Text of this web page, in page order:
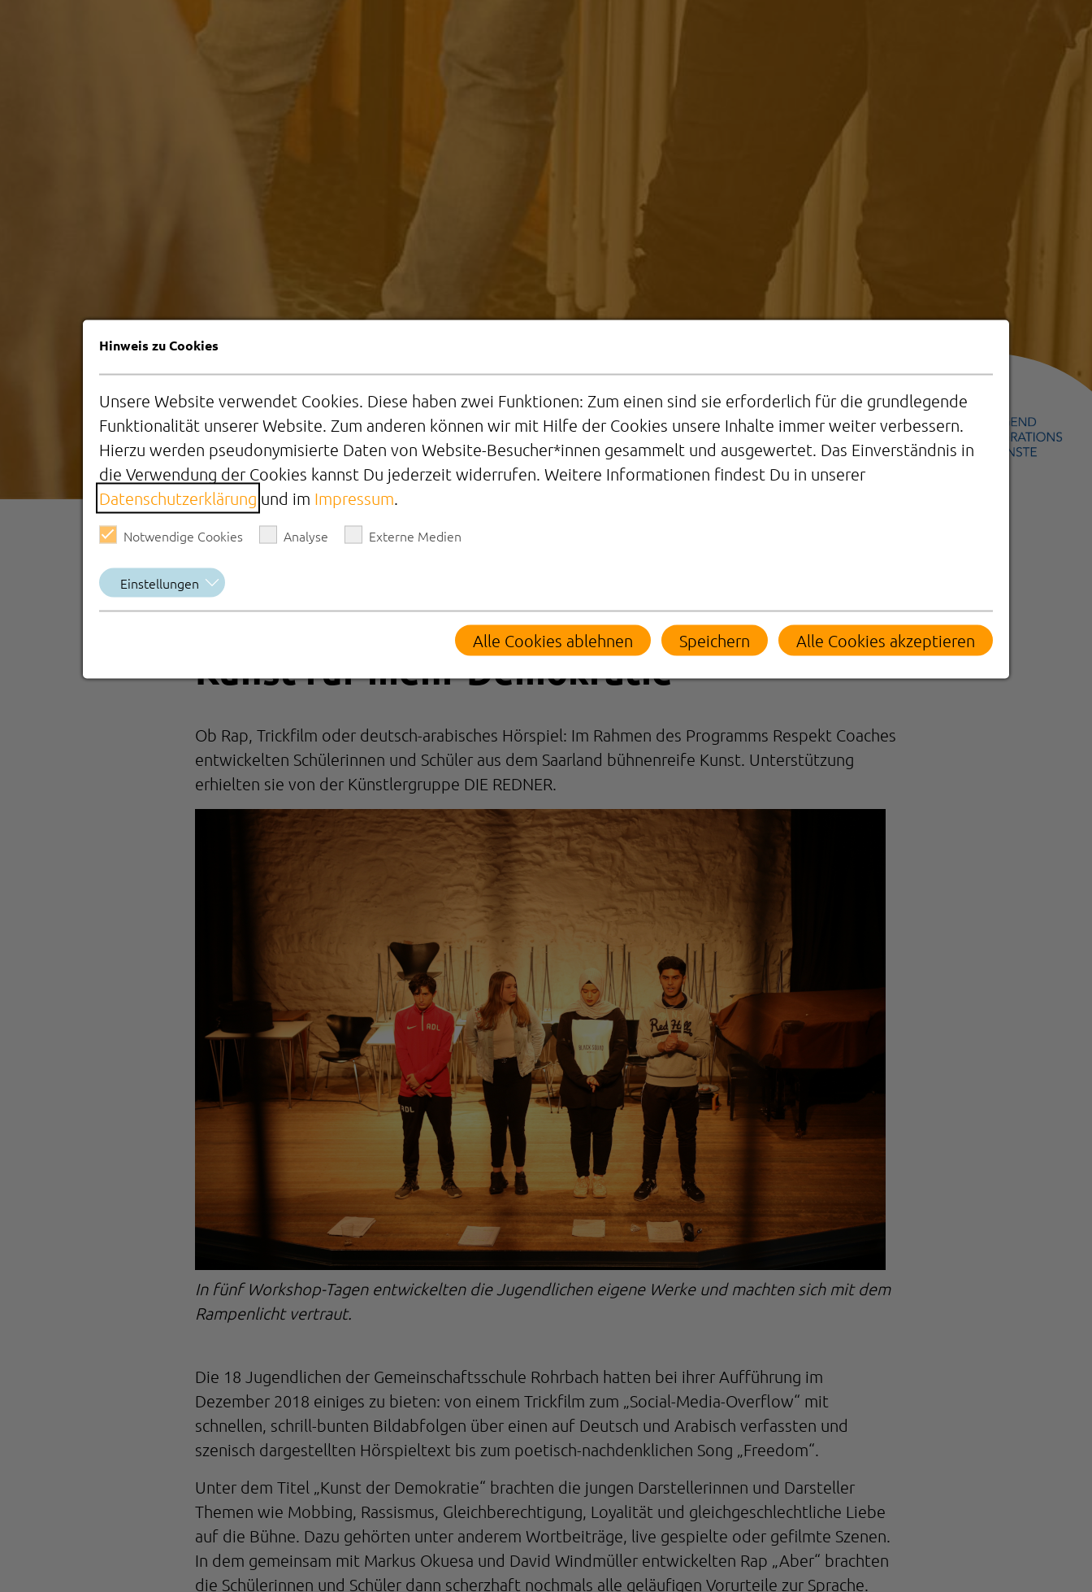
PRAXISBEISPIELE
Kreative Workshops im Saarland
Kunst für mehr Demokratie
Ob Rap, Trickfilm oder deutsch-arabisches Hörspiel: Im Rahmen des Programms Respekt Coaches
entwickelten Schülerinnen und Schüler aus dem Saarland bühnenreife Kunst. Unterstützung
erhielten sie von der Künstlergruppe DIE REDNER.
In fünf Workshop-Tagen entwickelten die Jugendlichen eigene Werke und machten sich mit dem
Rampenlicht vertraut.
Die 18 Jugendlichen der Gemeinschaftsschule Rohrbach hatten bei ihrer Aufführung im
Dezember 2018 einiges zu bieten: von einem Trickfilm zum „Social-Media-Overflow“ mit
schnellen, schrill-bunten Bildabfolgen über einen auf Deutsch und Arabisch verfassten und
szenisch dargestellten Hörspieltext bis zum poetisch-nachdenklichen Song „Freedom“.
Unter dem Titel „Kunst der Demokratie“ brachten die jungen Darstellerinnen und Darsteller
Themen wie Mobbing, Rassismus, Gleichberechtigung, Loyalität und gleichgeschlechtliche Liebe
auf die Bühne. Dazu gehörten unter anderem Wortbeiträge, live gespielte oder gefilmte Szenen.
In dem gemeinsam mit Markus Okuesa und David Windmüller entwickelten Rap „Aber“ brachten
die Schülerinnen und Schüler dann scherzhaft nochmals alle geläufigen Vorurteile zur Sprache.
Hinweis zu Cookies
Unsere Website verwendet Cookies. Diese haben zwei Funktionen: Zum einen sind sie erforderlich für die grundlegende
Funktionalität unserer Website. Zum anderen können wir mit Hilfe der Cookies unsere Inhalte immer weiter verbessern.
Hierzu werden pseudonymisierte Daten von Website-Besucher*innen gesammelt und ausgewertet. Das Einverständnis in
die Verwendung der Cookies kannst Du jederzeit widerrufen. Weitere Informationen findest Du in unserer
Datenschutzerklärung und im Impressum
Notwendige Cookies Analyse Externe Medien
Einstellungen
Alle Cookies ablehnen Speichern Alle Cookies akzeptieren